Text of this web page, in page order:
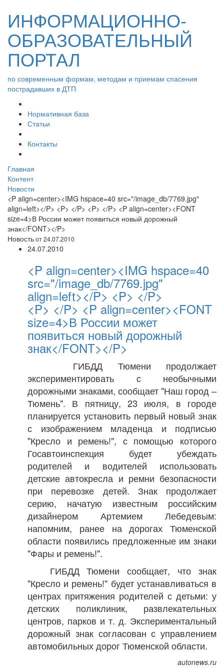
ИНФОРМАЦИОННО-
ОБРАЗОВАТЕЛЬНЫЙ
ПОРТАЛ
по современным формам, методам и приемам спасения
пострадавших в ДТП
Нормативная база
Статьи
Контакты
Главная
Контент
Новости
<P align=center><IMG hspace=40 src="/image_db/7769.jpg"
align=left></P> <P> </P> <P> </P> <P align=center><FONT
size=4>В России может появиться новый дорожный
знак</FONT></P>
Новостьот 24.07.2010
24.07.2010
<P align=center><IMG hspace=40
src="/image_db/7769.jpg"
align=left></P> <P> </P>
<P> </P> <P align=center><FONT
size=4>В России может
появиться новый дорожный
знак</FONT></P>
ГИБДД Тюмени продолжает
экспериментировать с необычными
дорожными знаками, сообщает "Наш город –
Тюмень". В пятницу, 23 июля, в городе
планируется установить первый новый знак
с изображением младенца и подписью
"Кресло и ремень!", с помощью которого
Госавтоинспекция будет убеждать
родителей и водителей использовать
детские автокресла и ремни безопасности
при перевозке детей. Знак продолжает
серию, начатую известным российским
дизайнером Артемием Лебедевым:
напомним, ранее на дорогах Тюменской
области появились предложенные им знаки
"Фары и ремень!".
ГИБДД Тюмени сообщает, что знак
"Кресло и ремень!" будет устанавливаться в
центрах притяжения родителей с детьми: у
детских поликлиник, развлекательных
центров, парков и т. д. Экспериментальный
дорожный знак согласован с управлением
автомобильных дорог Тюменской области.
autonews.ru